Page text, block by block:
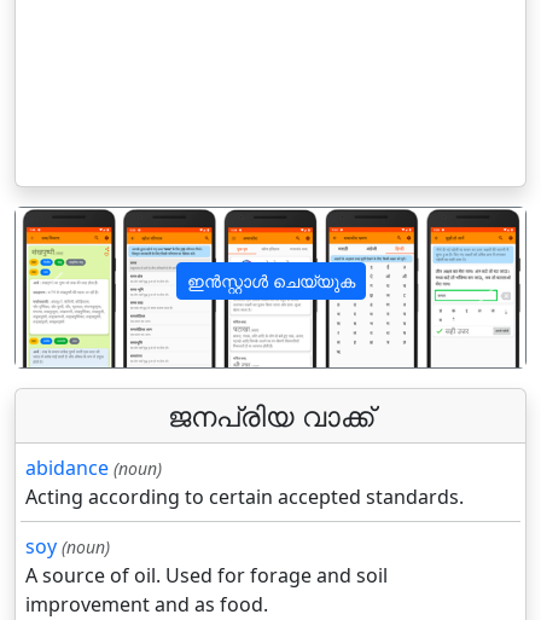
ഇൻസ്റ്റാൾ ചെയ്യുക
पिछला अगला
ജനപ്രിയ വാക്ക്
abidance (noun)
Acting according to certain accepted standards.
soy (noun)
A source of oil. Used for forage and soil
improvement and as food.